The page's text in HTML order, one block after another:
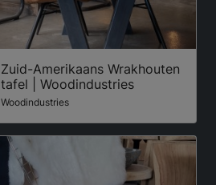
Zuid-Amerikaans Wrakhouten
tafel | Woodindustries
Woodindustries